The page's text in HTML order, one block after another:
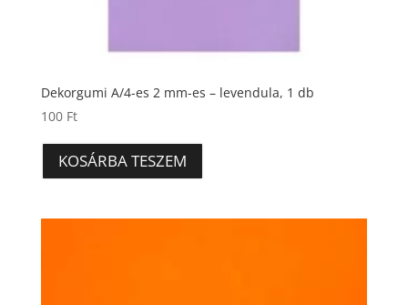
Dekorgumi A/4-es 2 mm-es – levendula, 1 db
100 Ft
KOSÁRBA TESZEM